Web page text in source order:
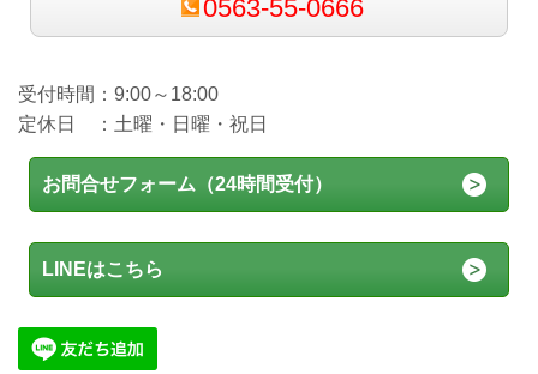
0563-55-0666
受付時間：9:00～18:00
定休日 ：土曜・日曜・祝日
お問合せフォーム（24時間受付）
LINEはこちら